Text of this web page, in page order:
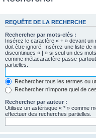
REQUÊTE DE LA RECHERCHE
Rechercher par mots-clés :
Insérez le caractère « + » devant un
doit être ignoré. Insérez une liste de
discontinues « | » si seul un des
comme métacaractère passe-
partielles.
Rechercher tous les termes ou
Rechercher n’importe quel de
Rechercher par auteur :
Utilisez un astérisque « * » comme
effectuer des recherches partielles.